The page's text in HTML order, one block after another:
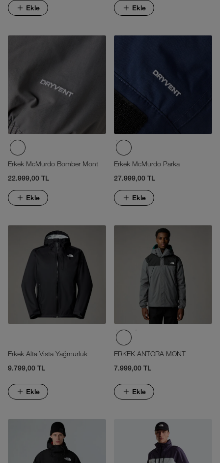
Ekle Ekle
Erkek McMurdo Bomber Mont
22.999,00 TL
Ekle
Erkek McMurdo Parka
27.999,00 TL
Ekle
Erkek Alta Vista Yağmurluk
9.799,00 TL
Ekle
ERKEK ANTORA MONT
7.999,00 TL
Ekle